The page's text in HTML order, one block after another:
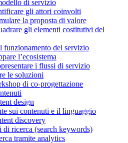
di servizio
gli attori coinvolti
la proposta di valore
gli elementi costitutivi del
funzionamento del servizio
l’ecosistema
i flussi di servizio
le soluzioni
di co-progettazione
design
sui contenuti e il linguaggio
discovery
di ricerca (search keywords)
tramite analytics